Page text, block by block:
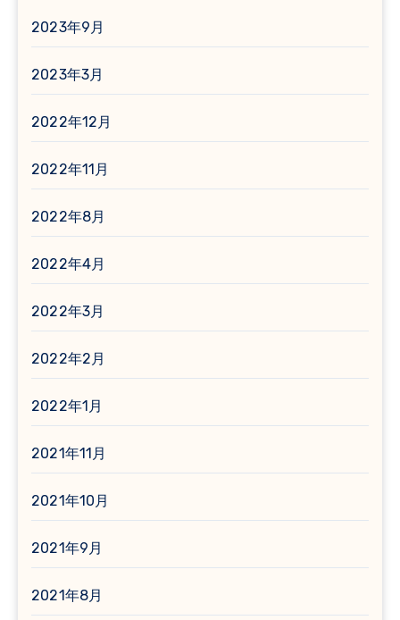
2023年9月
2023年3月
2022年12月
2022年11月
2022年8月
2022年4月
2022年3月
2022年2月
2022年1月
2021年11月
2021年10月
2021年9月
2021年8月